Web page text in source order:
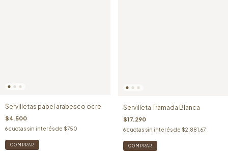
Servilletas papel arabesco ocre
$4.500
6cuotas sin interés de $750
Servilleta Tramada Blanca
$17.290
6 cuotas sin interés de $2.881,67